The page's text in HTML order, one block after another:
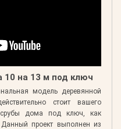
10 на 13 м под ключ
модель деревянной
стоит вашего
срубы дома под ключ, как
проект выполнен из